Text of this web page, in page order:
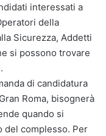
interessati a
della
Sicurezza, Addetti
si possono trovare
di candidatura
Roma, bisognerà
quando si
del complesso. Per